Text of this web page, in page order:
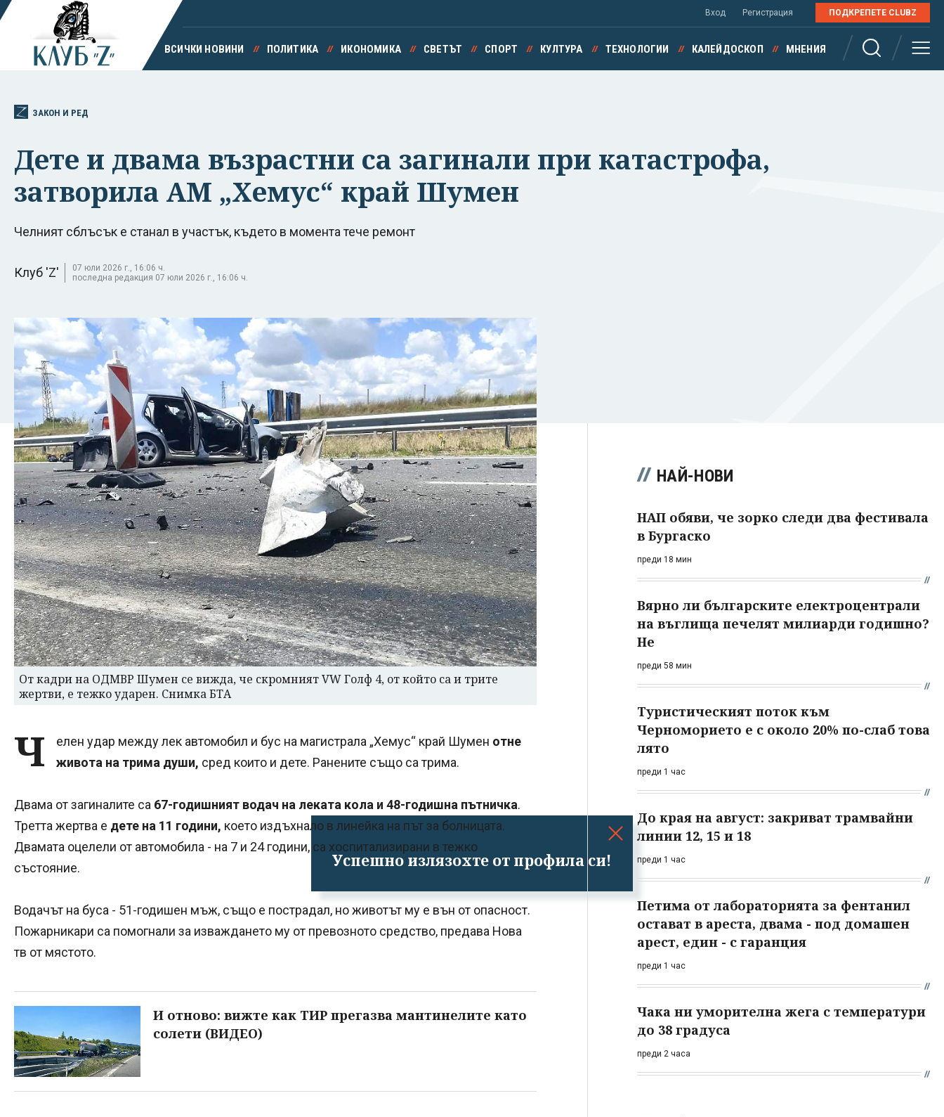
Успешно излязохте от профила си!
Вход Регистрация ПОДКРЕПЕТЕ CLUBZ
ВСИЧКИ НОВИНИ ПОЛИТИКА ИКОНОМИКА СВЕТЪТ СПОРТ КУЛТУРА ТЕХНОЛОГИИ КАЛЕЙДОСКОП МНЕНИЯ
ЗАКОН И РЕД
Дете и двама възрастни са загинали при катастрофа,
затворила АМ „Хемус“ край Шумен
Челният сблъсък е станал в участък, където в момента тече ремонт
Клуб 'Z'
07 юли 2026 г., 16:06 ч.
последна редакция 07 юли 2026 г., 16:06 ч.
От кадри на ОДМВР Шумен се вижда, че скромният VW Голф 4, от който са и трите
жертви, е тежко ударен. Снимка БТА
Ч елен удар между лек автомобил и бус на магистрала „Хемус“ край Шумен отне
живота на трима души, сред които и дете. Ранените също са трима.
Двама от загиналите са 67-годишният водач на леката кола и 48-годишна пътничка.
Третта жертва е дете на 11 години, което издъхнало в линейка на път за болницата.
Двамата оцелели от автомобила - на 7 и 24 години, са хоспитализирани в тежко
състояние.
Водачът на буса - 51-годишен мъж, също е пострадал, но животът му е вън от опасност.
Пожарникари са помогнали за изваждането му от превозното средство, предава Нова
тв от мястото.
И отново: вижте как ТИР прегазва мантинелите като
солети (ВИДЕО)
НАЙ-НОВИ
НАП обяви, че зорко следи два фестивала
в Бургаско
преди 18 мин
Вярно ли българските електроцентрали
на въглища печелят милиарди годишно?
Не
преди 58 мин
Туристическият поток към
Черноморието е с около 20% по-слаб това
лято
преди 1 час
До края на август: закриват трамвайни
линии 12, 15 и 18
преди 1 час
Петима от лабораторията за фентанил
остават в ареста, двама - под домашен
арест, един - с гаранция
преди 1 час
Чака ни уморителна жега с температури
до 38 градуса
преди 2 часа